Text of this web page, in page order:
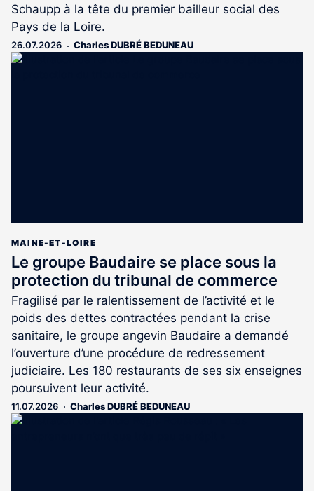
Schaupp à la tête du premier bailleur social des
Pays de la Loire.
26.07.2026 Charles DUBRÉ BEDUNEAU
MAINE-ET-LOIRE
Le groupe Baudaire se place sous la
protection du tribunal de commerce
Fragilisé par le ralentissement de l’activité et le
poids des dettes contractées pendant la crise
sanitaire, le groupe angevin Baudaire a demandé
l’ouverture d’une procédure de redressement
judiciaire. Les 180 restaurants de ses six enseignes
poursuivent leur activité.
11.07.2026 Charles DUBRÉ BEDUNEAU